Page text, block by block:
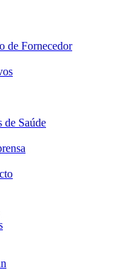
de Fornecedor
de Saúde